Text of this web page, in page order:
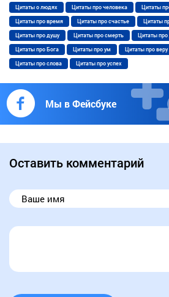
Цитаты о людях Цитаты про человека Цитаты
Цитаты про время Цитаты про счастье Цитаты
Цитаты про душу Цитаты про смерть Цитаты
Цитаты про Бога Цитаты про ум Цитаты про веру
Цитаты про слова Цитаты про успех
Мы в Фейсбуке
Оставить комментарий